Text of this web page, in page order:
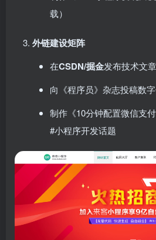
载）
外链建设矩阵
在CSDN/掘金发布技术文
向《程序员》杂志投稿数
制作《10分钟配置微信支
#小程序开发话题